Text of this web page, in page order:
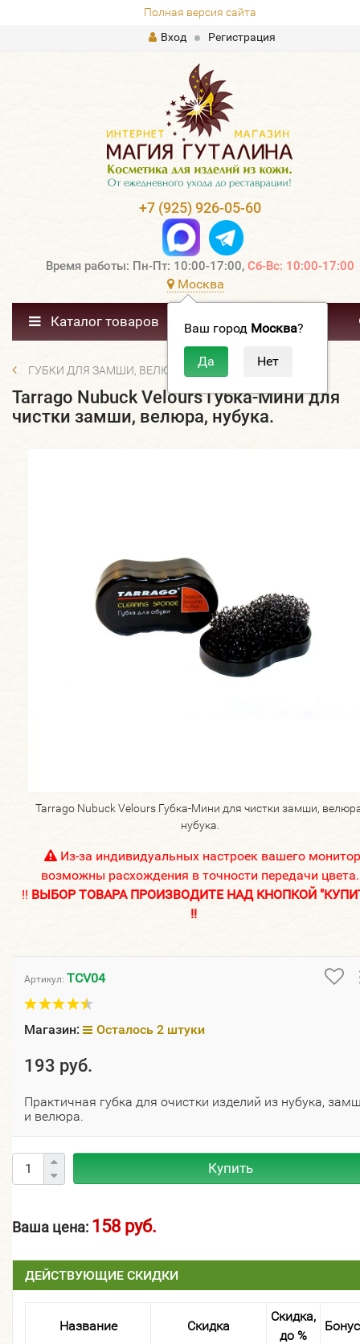
Полная версия сайта
Вход
Регистрация
+7 (925) 926-05-60
Время работы: Пн-Пт: 10:00-17:00, Сб-Вс: 10:00-17:00
Москва
Ваш город Москва?
Каталог товаров
ГУБКИ ДЛЯ ЗАМШИ, ВЕЛЮРА, НУБУКА
Tarrago Nubuck Velours Губка-Мини для
чистки замши, велюра, нубука.
Tarrago Nubuck Velours Губка-Мини для чистки замши,
нубука.
Из-за индивидуальных настроек вашего
возможны расхождения в точности передачи цвета.
!! ВЫБОР ТОВАРА ПРОИЗВОДИТЕ НАД КНОПКОЙ
!!
Артикул: TCV04
Магазин: Осталось 2 штуки
193 руб.
Практичная губка для очистки изделий из нубука,
и велюра.
Купить
Ваша цена: 158 руб.
ДЕЙСТВУЮЩИЕ СКИДКИ
Название Скидка
Скидка,
до %